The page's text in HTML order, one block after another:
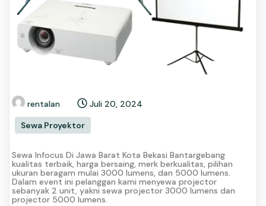
rentalan
Juli 20, 2024
Sewa Proyektor
Sewa Infocus Di Jawa Barat Kota Bekasi Bantargebang
kualitas terbaik, harga bersaing, merk berkualitas, pilihan
ukuran beragam mulai 3000 lumens, dan 5000 lumens.
Dalam event ini pelanggan kami menyewa projector
sebanyak 2 unit, yakni sewa projector 3000 lumens dan
projector 5000 lumens.